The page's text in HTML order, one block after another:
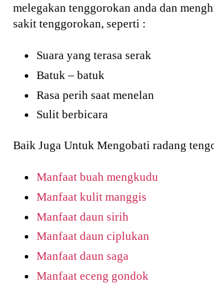
melegakan tenggorokan anda dan
sakit tenggorokan, seperti :
Suara yang terasa serak
Batuk – batuk
Rasa perih saat menelan
Sulit berbicara
Baik Juga Untuk Mengobati radang
Manfaat buah mengkudu
Manfaat kulit manggis
Manfaat daun sirih
Manfaat daun ciplukan
Manfaat daun saga
Manfaat eceng gondok